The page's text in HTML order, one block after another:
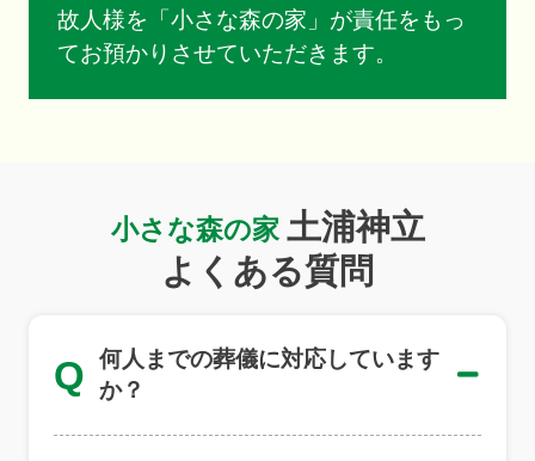
故人様を「小さな森の家」が責任をもっ
てお預かりさせていただきます。
小さな森の家 土浦神立
よくある質問
Q
何人までの葬儀に対応しています
か？